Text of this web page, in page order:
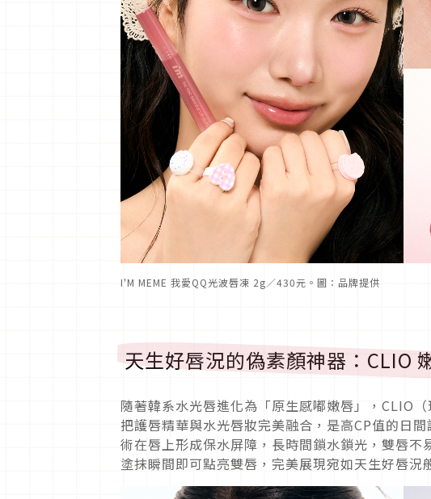
I'M MEME 我愛QQ光波唇凍 2g／430元。圖：品牌提供
天生好唇況的偽素顏神器：CLIO
隨著韓系水光唇進化為「原生感嘟嫩唇」，CLIO
把護唇精華與水光唇妝完美融合，是高CP值的日
術在唇上形成保水屏障，長時間鎖水鎖光，雙唇不
塗抹瞬間即可點亮雙唇，完美展現宛如天生好唇況